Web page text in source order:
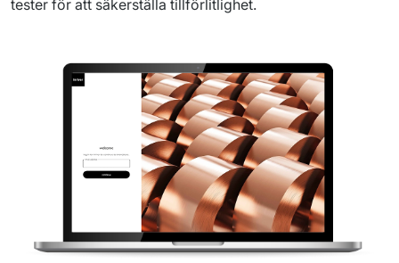
tester för att säkerställa tillförlitlighet.